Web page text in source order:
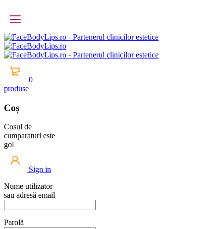
0
produse
Coș
Cosul de
cumparaturi este
gol
Sign in
Nume utilizator
sau adresă email
Parolă